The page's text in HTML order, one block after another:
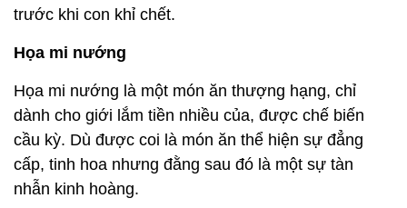
trước khi con khỉ chết.
Họa mi nướng
Họa mi nướng là một món ăn thượng hạng, chỉ
dành cho giới lắm tiền nhiều của, được chế biến
cầu kỳ. Dù được coi là món ăn thể hiện sự đẳng
cấp, tinh hoa nhưng đằng sau đó là một sự tàn
nhẫn kinh hoàng.